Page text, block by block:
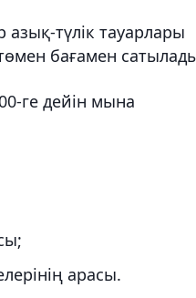
түлік тауарлары
бағамен
ге дейін мына
арасы.